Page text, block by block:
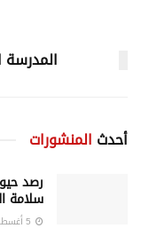
المدرسة
أحدث المنشورات
رصد
سلامة